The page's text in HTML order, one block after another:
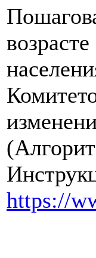
https://